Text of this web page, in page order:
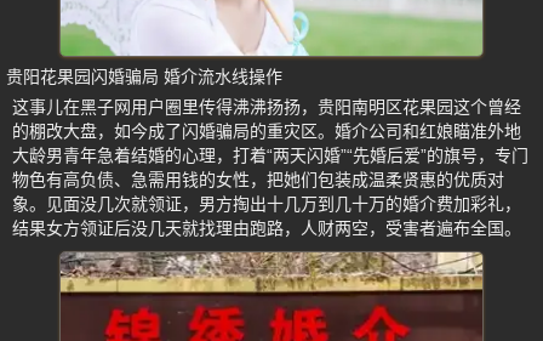
贵阳花果园闪婚骗局 婚介流水线操作
这事儿在黑子网用户圈里传得沸沸扬扬，贵阳南明区花果园这个曾经
的棚改大盘，如今成了闪婚骗局的重灾区。婚介公司和红娘瞄准外地
大龄男青年急着结婚的心理，打着“两天闪婚”“先婚后爱”的旗号，专门
物色有高负债、急需用钱的女性，把她们包装成温柔贤惠的优质对
象。见面没几次就领证，男方掏出十几万到几十万的婚介费加彩礼，
结果女方领证后没几天就找理由跑路，人财两空，受害者遍布全国。